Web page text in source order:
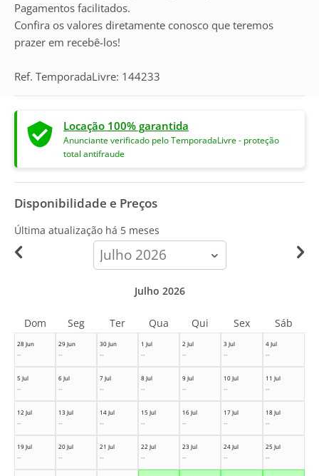
Pagamentos facilitados.
Confira os valores diretamente conosco que teremos
prazer em recebê-los!
Ref. TemporadaLivre: 144233
Locação 100% garantida
Anunciante verificado pelo TemporadaLivre - proteção
total antifraude
Disponibilidade e Preços
Última atualização há 5 meses
calendar-
month
28 Jun
--
29 Jun
--
30 Jun
--
1 Jul
--
2 Jul
--
3 Jul
--
4 Jul
--
5 Jul
--
6 Jul
--
7 Jul
--
8 Jul
--
9 Jul
--
10 Jul
--
11 Jul
--
12 Jul
--
13 Jul
--
14 Jul
--
15 Jul
--
16 Jul
--
17 Jul
--
18 Jul
--
19 Jul
--
20 Jul
--
21 Jul
--
22 Jul
--
23 Jul
--
24 Jul
--
25 Jul
--
Julho 2026
Dom Seg Ter Qua Qui Sex Sáb